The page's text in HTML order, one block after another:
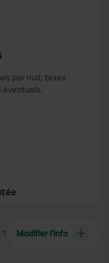
par nuit, taxes
éventuels.
Modifier l’info